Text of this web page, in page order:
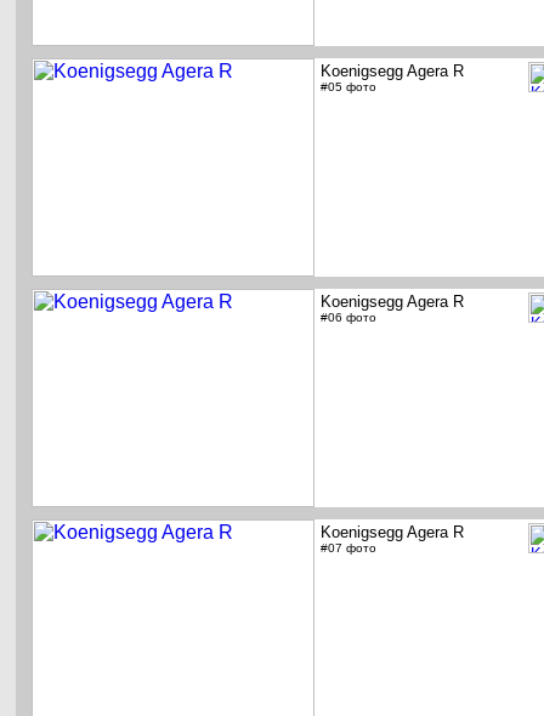
Koenigsegg Agera R
#05 фото
Koenigsegg Agera R
#06 фото
Koenigsegg Agera R
#07 фото